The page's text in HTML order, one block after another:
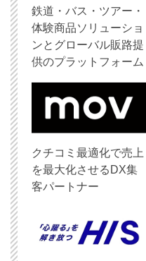
鉄道・バス・ツアー・
体験商品ソリューショ
ンとグローバル販路提
供のプラットフォーム
クチコミ最適化で売上
を最大化させるDX集
客パートナー